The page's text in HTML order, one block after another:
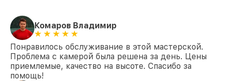
Комаров Владимир
Понравилось обслуживание в этой мастерской.
Проблема с камерой была решена за день. Цены
приемлемые, качество на высоте. Спасибо за
помощь!